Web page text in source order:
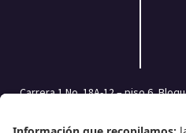
Carrera 1 No. 18A-12 – piso 6,
Tel.: (601) 332 45 05 | (601) 339 49 49